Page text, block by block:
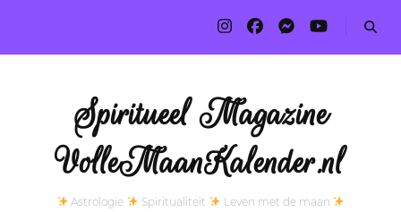
Spiritueel Magazine
VolleMaanKalender.nl
Astrologie Spiritualiteit Leven met de maan